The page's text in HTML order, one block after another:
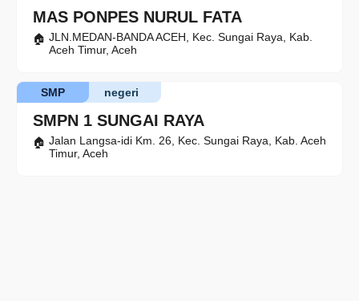
MAS PONPES NURUL FATA
JLN.MEDAN-BANDA ACEH, Kec. Sungai Raya, Kab.
Aceh Timur, Aceh
SMPN 1 SUNGAI RAYA
negeri
SMP
Jalan Langsa-idi Km. 26, Kec. Sungai Raya, Kab. Aceh
Timur, Aceh